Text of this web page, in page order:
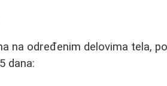
na određenim delovima tela,
dana: